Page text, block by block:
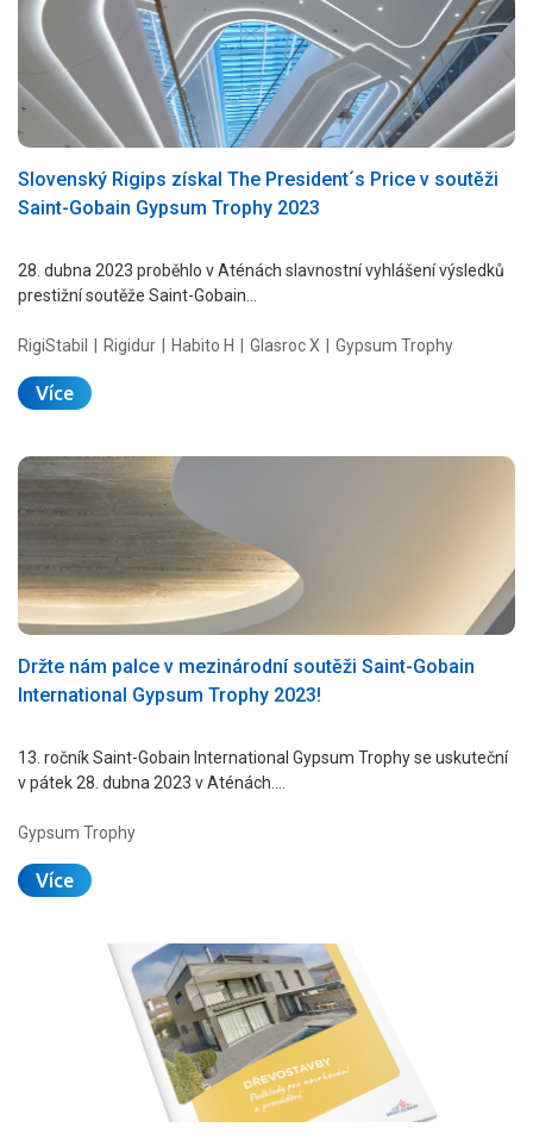
Slovenský Rigips získal The President´s Price v soutěži
Saint-Gobain Gypsum Trophy 2023
28. dubna 2023 proběhlo v Aténách slavnostní vyhlášení výsledků
prestižní soutěže Saint-Gobain…
RigiStabil Rigidur Habito H Glasroc X Gypsum Trophy
Více
Držte nám palce v mezinárodní soutěži Saint-Gobain
International Gypsum Trophy 2023!
13. ročník Saint-Gobain International Gypsum Trophy se uskuteční
v pátek 28. dubna 2023 v Aténách.…
Gypsum Trophy
Více